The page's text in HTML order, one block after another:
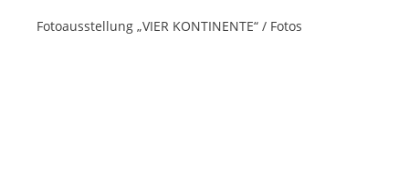
Fotoausstellung „VIER KONTINENTE“ / Fotos